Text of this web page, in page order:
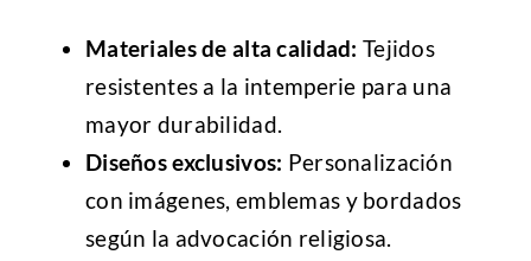
Materiales de alta calidad: Tejidos
resistentes a la intemperie para una
mayor durabilidad.
Diseños exclusivos: Personalización
con imágenes, emblemas y bordados
según la advocación religiosa.